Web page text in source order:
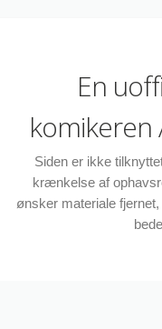
En
komikeren
Siden er ikke
krænkelse af
ønsker materiale